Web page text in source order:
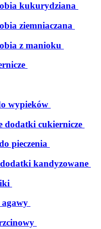
kukurydziana
ziemniaczana
z manioku
wypieków
dodatki cukiernicze
pieczenia
kandyzowane